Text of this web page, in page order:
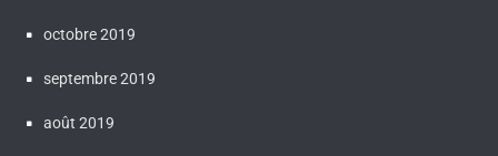
octobre 2019
septembre 2019
août 2019